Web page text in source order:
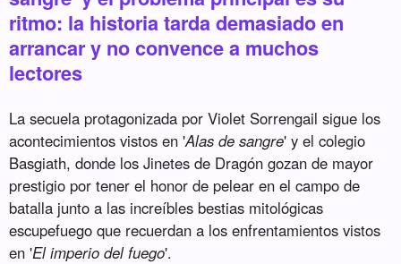
ritmo: la historia tarda demasiado en
arrancar y no convence a muchos
lectores
La secuela protagonizada por Violet Sorrengail sigue los
acontecimientos vistos en 'Alas de sangre' y el colegio
Basgiath, donde los Jinetes de Dragón gozan de mayor
prestigio por tener el honor de pelear en el campo de
batalla junto a las increíbles bestias mitológicas
escupefuego que recuerdan a los enfrentamientos vistos
en 'El imperio del fuego'.